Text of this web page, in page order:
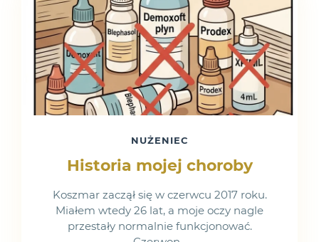
NUŻENIEC
Historia mojej choroby
Koszmar zaczął się w czerwcu 2017 roku.
Miałem wtedy 26 lat, a moje oczy nagle
przestały normalnie funkcjonować.